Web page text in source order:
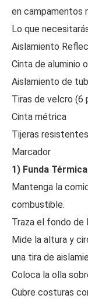
en campamentos
Lo que
Aislamiento
Cinta de aluminio
Aislamiento de
Tiras de velcro (6
Cinta métrica
Tijeras resistentes
Marcador
1) Funda
Mantenga la
combustible.
Traza el fondo de
Mide la altura y
una tira de
Coloca la olla
Cubre costuras